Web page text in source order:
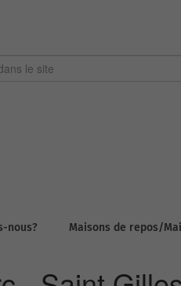
nous? Maisons de repos/